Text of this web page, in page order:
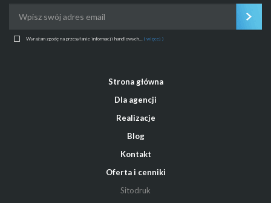
Wyrażam zgodę na przesyłanie informacji handlowych... ( więcej )
Strona główna
Dla agencji
Realizacje
Blog
Kontakt
Oferta i cenniki
Sitodruk